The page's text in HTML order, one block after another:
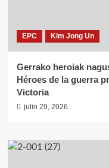
EPC Kim Jong Un
Gerrako heroiak
Héroes de la guerra
Victoria
julio 29, 2026